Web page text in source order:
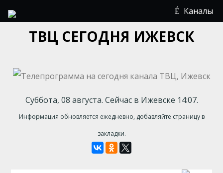
Каналы
ТВЦ СЕГОДНЯ ИЖЕВСК
Суббота, 08 августа. Сейчас в Ижевске 14:07.
Информация обновляется ежедневно, добавляйте страницу в
закладки.